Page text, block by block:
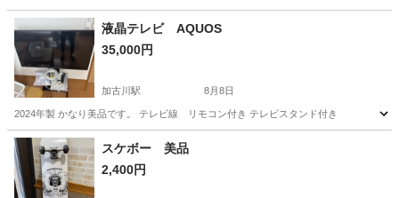
兵庫 神戸市 上沢駅 キッチン家電
液晶テレビ AQUOS
35,000円
加古川駅 8月8日
2024年製 かなり美品です。 テレビ線 リモコン付き テレビスタンド付き
兵庫 加古川市 加古川駅 テレビ
スケボー 美品
2,400円